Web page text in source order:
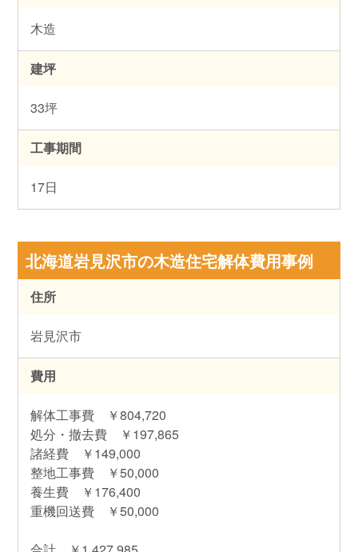
木造
建坪
33坪
工事期間
17日
北海道岩見沢市の木造住宅解体費用事例
住所
岩見沢市
費用
解体工事費 ￥804,720
処分・撤去費 ￥197,865
諸経費 ￥149,000
整地工事費 ￥50,000
養生費 ￥176,400
重機回送費 ￥50,000